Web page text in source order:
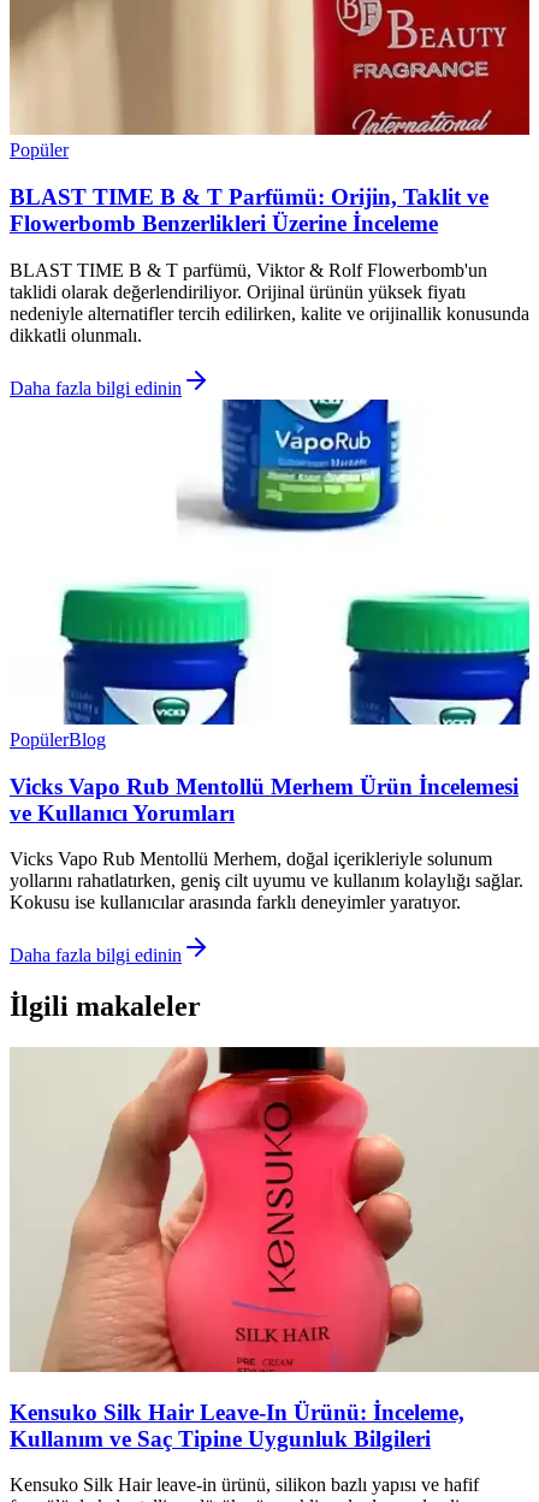
Popüler
BLAST TIME B & T Parfümü: Orijin, Taklit ve
Flowerbomb Benzerlikleri Üzerine İnceleme
BLAST TIME B & T parfümü, Viktor & Rolf Flowerbomb'un
taklidi olarak değerlendiriliyor. Orijinal ürünün yüksek fiyatı
nedeniyle alternatifler tercih edilirken, kalite ve orijinallik konusunda
dikkatli olunmalı.
Daha fazla bilgi edinin
PopülerBlog
Vicks Vapo Rub Mentollü Merhem Ürün İncelemesi
ve Kullanıcı Yorumları
Vicks Vapo Rub Mentollü Merhem, doğal içerikleriyle solunum
yollarını rahatlatırken, geniş cilt uyumu ve kullanım kolaylığı sağlar.
Kokusu ise kullanıcılar arasında farklı deneyimler yaratıyor.
Daha fazla bilgi edinin
İlgili makaleler
Kensuko Silk Hair Leave-In Ürünü: İnceleme,
Kullanım ve Saç Tipine Uygunluk Bilgileri
Kensuko Silk Hair leave-in ürünü, silikon bazlı yapısı ve hafif